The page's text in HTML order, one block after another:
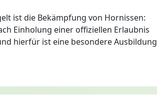
ist die Bekämpfung von Hornissen:
Einholung einer offiziellen Erlaubnis
hierfür ist eine besondere Ausbildung